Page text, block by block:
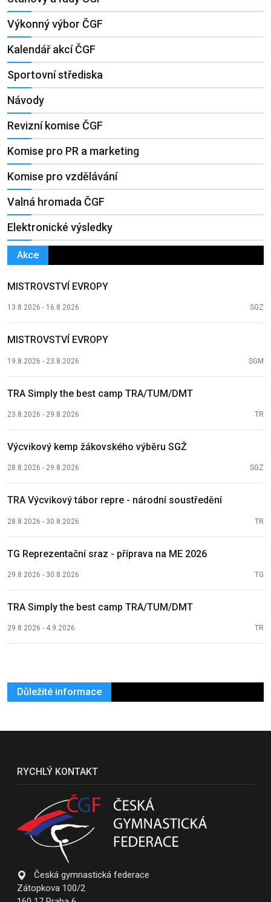
Výkonný výbor ČGF
Kalendář akcí ČGF
Sportovní střediska
Návody
Revizní komise ČGF
Komise pro PR a marketing
Komise pro vzdělávání
Valná hromada ČGF
Elektronické výsledky
Akce
MISTROVSTVÍ EVROPY
13.8.2026 - 16.8.2026 SGZ
MISTROVSTVÍ EVROPY
19.8.2026 - 23.8.2026 SGM
TRA Simply the best camp TRA/TUM/DMT
23.8.2026 - 29.8.2026 TR
Výcvikový kemp žákovského výběru SGŽ
28.8.2026 - 29.8.2026 SGZ
TRA Výcvikový tábor repre - národní soustředění
28.8.2026 - 30.8.2026 TR
TG Reprezentační sraz - příprava na ME 2026
29.8.2026 - 30.8.2026 TG
TRA Simply the best camp TRA/TUM/DMT
29.8.2026 - 4.9.2026 TR
Důležité informace
RYCHLÝ KONTAKT
Česká gymnastická federace
Zátopkova 100/2